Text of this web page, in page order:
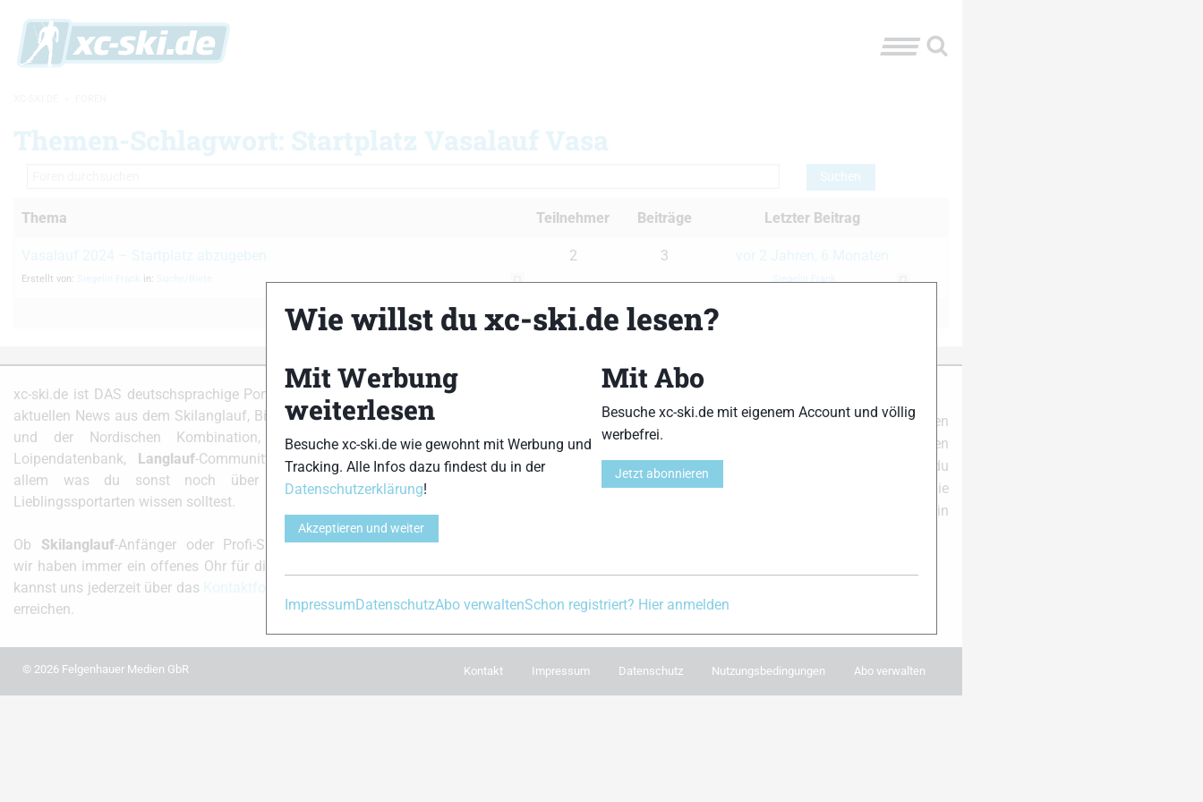
Themen-Schlagwort: Startplatz Vasalauf Vasa
Thema Teilnehmer Beiträge Letzter Beitrag
Erstellt von: in:
2 3
xc-ski.de ist DAS deutschsprachige Portal mit
aktuellen News aus dem Skilanglauf, Biathlon
und der Nordischen Kombination, einer
Loipendatenbank, Langlauf-Community und
allem was du sonst noch über deine
Lieblingssportarten wissen solltest.
Ob Skilanglauf-Anfänger oder Profi-Sportler,
wir haben immer ein offenes Ohr für dich! Du
kannst uns jederzeit über das
erreichen.
Partner
xc-ski.de in Social Media
xc-ski.de Newsletter Anmeldung
Du willst immer aktuell auf dem Laufenden
bleiben? Dann melde dich für unseren
Newsletter an. Während der Saison erhältst du
damit immer einmal pro Woche die
wichtigsten News und Themen in dein
© 2026 Felgenhauer Medien GbR Kontakt Impressum Datenschutz Nutzungsbedingungen Abo verwalten
Wie willst du xc-ski.de lesen?
Mit Werbung
weiterlesen
Besuche xc-ski.de wie gewohnt mit Werbung und
Tracking. Alle Infos dazu findest du in der
Datenschutzerklärung!
Akzeptieren und weiter
Mit Abo
Besuche xc-ski.de mit eigenem Account und völlig
werbefrei.
Jetzt abonnieren
ImpressumDatenschutzAbo verwaltenSchon registriert? Hier anmelden